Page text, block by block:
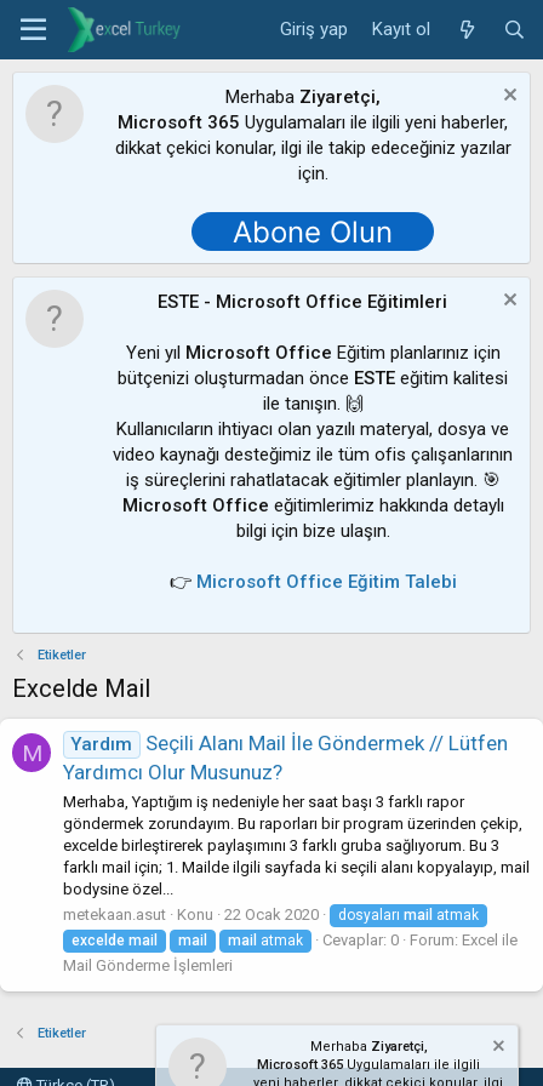
Giriş yap Kayıt ol
Merhaba Ziyaretçi,
Microsoft 365 Uygulamaları ile ilgili yeni haberler,
dikkat çekici konular, ilgi ile takip edeceğiniz yazılar
için.
Abone Olun
ESTE - Microsoft Office Eğitimleri
Yeni yıl Microsoft Office Eğitim planlarınız için
bütçenizi oluşturmadan önce ESTE eğitim kalitesi
ile tanışın. 🙌
Kullanıcıların ihtiyacı olan yazılı materyal, dosya ve
video kaynağı desteğimiz ile tüm ofis çalışanlarının
iş süreçlerini rahatlatacak eğitimler planlayın. 🎯
Microsoft Office eğitimlerimiz hakkında detaylı
bilgi için bize ulaşın.
👉 Microsoft Office Eğitim Talebi
Etiketler
Excelde Mail
M Yardım
Seçili Alanı Mail İle Göndermek // Lütfen
Yardımcı Olur Musunuz?
Merhaba, Yaptığım iş nedeniyle her saat başı 3 farklı rapor
göndermek zorundayım. Bu raporları bir program üzerinden çekip,
excelde birleştirerek paylaşımını 3 farklı gruba sağlıyorum. Bu 3
farklı mail için; 1. Mailde ilgili sayfada ki seçili alanı kopyalayıp, mail
bodysine özel...
metekaan.asut
Konu 22 Ocak 2020 dosyaları mail atmak
excelde mail mail mail atmak Cevaplar: 0 Forum: Excel ile
Mail Gönderme İşlemleri
Etiketler
Merhaba Ziyaretçi,
Microsoft 365Uygulamaları ile ilgili